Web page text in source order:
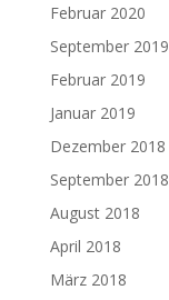
Februar 2020
September 2019
Februar 2019
Januar 2019
Dezember 2018
September 2018
August 2018
April 2018
März 2018